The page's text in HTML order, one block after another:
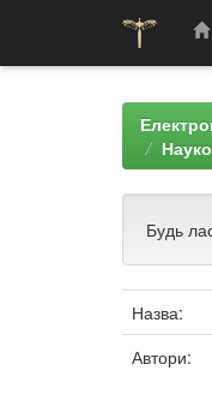
Будь
Назва:
Автори: